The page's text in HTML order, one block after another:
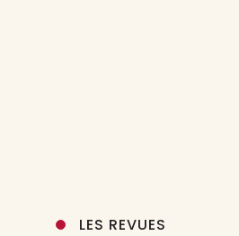
LES REVUES